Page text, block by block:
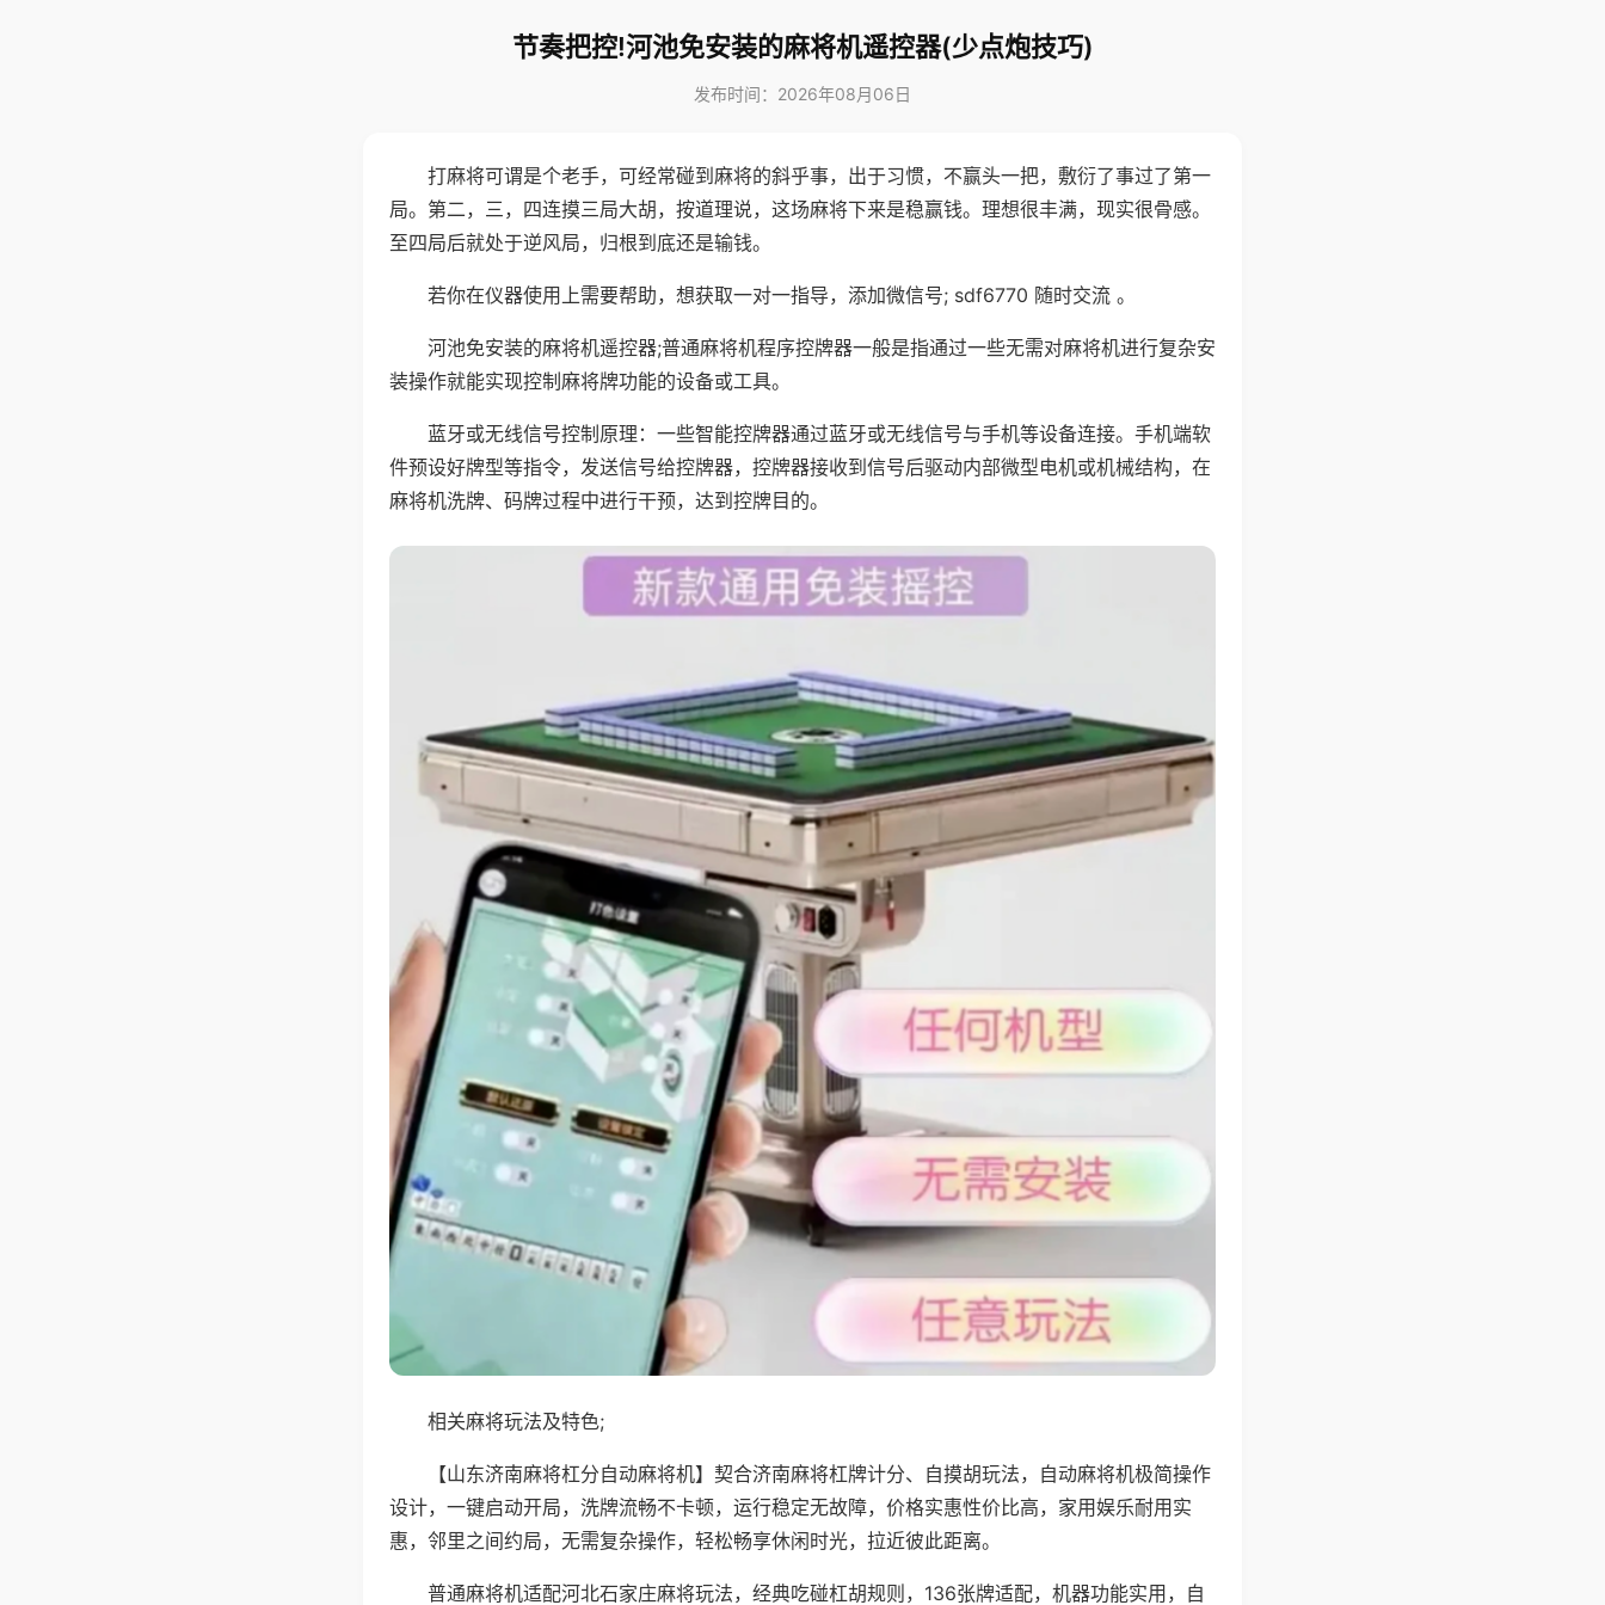
节奏把控!河池免安装的麻将机遥控器(少点炮技巧)
发布时间：2026年08月06日
打麻将可谓是个老手，可经常碰到麻将的斜乎事，出于习惯，不赢头一把，敷衍了事过了第一
局。第二，三，四连摸三局大胡，按道理说，这场麻将下来是稳赢钱。理想很丰满，现实很骨感。
至四局后就处于逆风局，归根到底还是输钱。
若你在仪器使用上需要帮助，想获取一对一指导，添加微信号; sdf6770 随时交流 。
河池免安装的麻将机遥控器;普通麻将机程序控牌器一般是指通过一些无需对麻将机进行复杂安
装操作就能实现控制麻将牌功能的设备或工具。
蓝牙或无线信号控制原理：一些智能控牌器通过蓝牙或无线信号与手机等设备连接。手机端软
件预设好牌型等指令，发送信号给控牌器，控牌器接收到信号后驱动内部微型电机或机械结构，在
麻将机洗牌、码牌过程中进行干预，达到控牌目的。
相关麻将玩法及特色;
【山东济南麻将杠分自动麻将机】契合济南麻将杠牌计分、自摸胡玩法，自动麻将机极简操作
设计，一键启动开局，洗牌流畅不卡顿，运行稳定无故障，价格实惠性价比高，家用娱乐耐用实
惠，邻里之间约局，无需复杂操作，轻松畅享休闲时光，拉近彼此距离。
普通麻将机适配河北石家庄麻将玩法，经典吃碰杠胡规则，136张牌适配，机器功能实用，自